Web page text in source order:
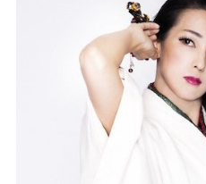
#男性シンガーグループ #R&B/
お問い合わせ
記事リクエスト